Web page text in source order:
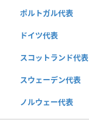
ポルトガル代表
ドイツ代表
スコットランド代表
スウェーデン代表
ノルウェー代表